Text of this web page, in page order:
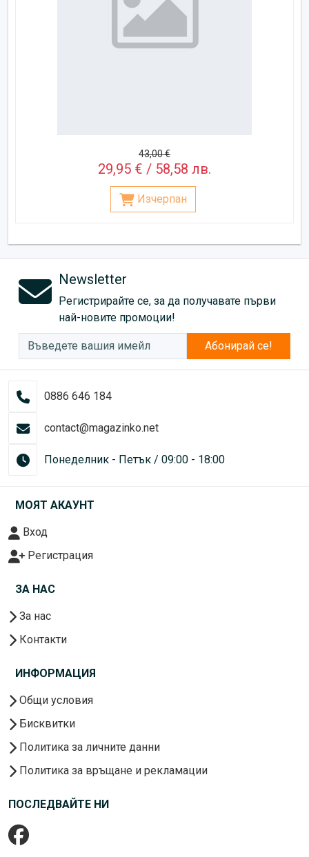
43,00 €
29,95 € / 58,58 лв.
Изчерпан
Newsletter
Регистрирайте се, за да получавате първи
най-новите промоции!
Абонирай се!
0886 646 184
contact@magazinko.net
Понеделник - Петък / 09:00 - 18:00
МОЯТ АКАУНТ
Вход
Регистрация
ЗА НАС
За нас
Контакти
ИНФОРМАЦИЯ
Общи условия
Бисквитки
Политика за личните данни
Политика за връщане и рекламации
ПОСЛЕДВАЙТЕ НИ